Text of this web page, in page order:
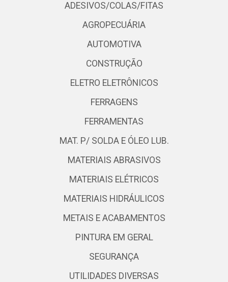
ADESIVOS/COLAS/FITAS
AGROPECUÁRIA
AUTOMOTIVA
CONSTRUÇÃO
ELETRO ELETRÔNICOS
FERRAGENS
FERRAMENTAS
MAT. P/ SOLDA E ÓLEO LUB.
MATERIAIS ABRASIVOS
MATERIAIS ELÉTRICOS
MATERIAIS HIDRÁULICOS
METAIS E ACABAMENTOS
PINTURA EM GERAL
SEGURANÇA
UTILIDADES DIVERSAS